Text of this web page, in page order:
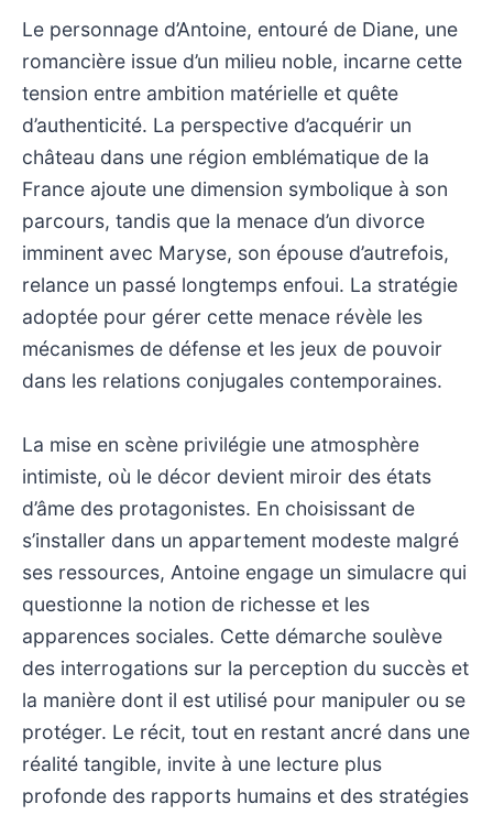
Le personnage d’Antoine, entouré de Diane, une
romancière issue d’un milieu noble, incarne cette
tension entre ambition matérielle et quête
d’authenticité. La perspective d’acquérir un
château dans une région emblématique de la
France ajoute une dimension symbolique à son
parcours, tandis que la menace d’un divorce
imminent avec Maryse, son épouse d’autrefois,
relance un passé longtemps enfoui. La stratégie
adoptée pour gérer cette menace révèle les
mécanismes de défense et les jeux de pouvoir
dans les relations conjugales contemporaines.
La mise en scène privilégie une atmosphère
intimiste, où le décor devient miroir des états
d’âme des protagonistes. En choisissant de
s’installer dans un appartement modeste malgré
ses ressources, Antoine engage un simulacre qui
questionne la notion de richesse et les
apparences sociales. Cette démarche soulève
des interrogations sur la perception du succès et
la manière dont il est utilisé pour manipuler ou se
protéger. Le récit, tout en restant ancré dans une
réalité tangible, invite à une lecture plus
profonde des rapports humains et des stratégies